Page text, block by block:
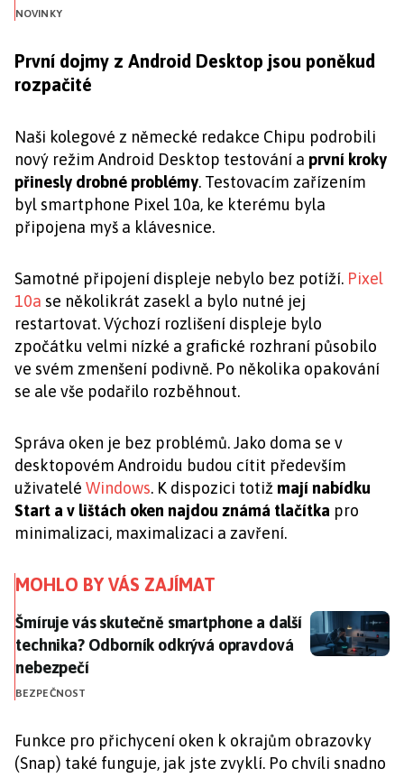
NOVINKY
První dojmy z Android Desktop jsou poněkud
rozpačité
Naši kolegové z německé redakce Chipu podrobili
nový režim Android Desktop testování a první kroky
přinesly drobné problémy. Testovacím zařízením
byl smartphone Pixel 10a, ke kterému byla
připojena myš a klávesnice.
Samotné připojení displeje nebylo bez potíží. Pixel
10a se několikrát zasekl a bylo nutné jej
restartovat. Výchozí rozlišení displeje bylo
zpočátku velmi nízké a grafické rozhraní působilo
ve svém zmenšení podivně. Po několika opakování
se ale vše podařilo rozběhnout.
Správa oken je bez problémů. Jako doma se v
desktopovém Androidu budou cítit především
uživatelé Windows. K dispozici totižmají nabídku
Start a v lištách oken najdou známá tlačítka pro
minimalizaci, maximalizaci a zavření.
MOHLO BY VÁS ZAJÍMAT
Šmíruje vás skutečně smartphone a další technika?
Šmíruje vás skutečně smartphone a další
technika? Odborník odkrývá opravdová
nebezpečí
BEZPEČNOST
Funkce pro přichycení oken k okrajům obrazovky
(Snap) také funguje, jak jste zvyklí. Po chvíli snadno